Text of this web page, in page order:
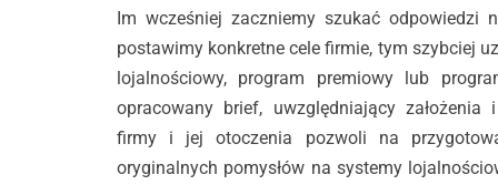
Im wcześniej zaczniemy szukać
postawimy konkretne cele firmie, tym szybciej
lojalnościowy, program premiowy lub
opracowany brief, uwzględniający
firmy i jej otoczenia pozwoli na
oryginalnych pomysłów na systemy